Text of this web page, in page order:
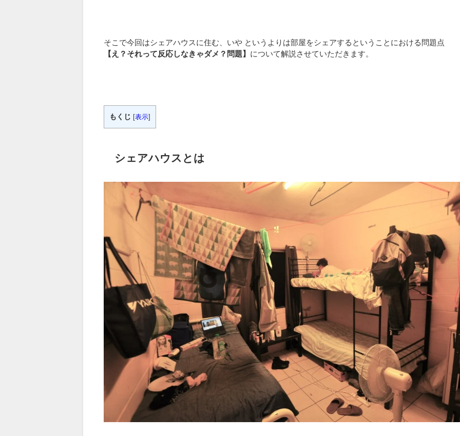
そこで今回はシェアハウスに住む、いや というよりは部屋をシェアするということにおける問題点
【え？それって反応しなきゃダメ？問題】 について解説させていただきます。
もくじ [表示]
シェアハウスとは